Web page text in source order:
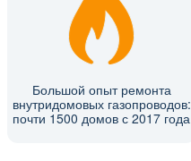
Большой опыт ремонта
внутридомовых газопроводов:
почти 1500 домов с 2017 года